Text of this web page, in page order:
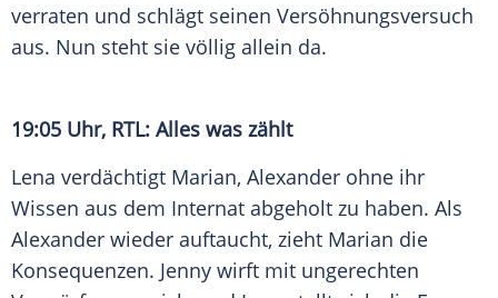
verraten und schlägt seinen Versöhnungsversuch
aus. Nun steht sie völlig allein da.
19:05 Uhr, RTL: Alles was zählt
Lena verdächtigt Marian, Alexander ohne ihr
Wissen aus dem Internat abgeholt zu haben. Als
Alexander wieder auftaucht, zieht Marian die
Konsequenzen. Jenny wirft mit ungerechten